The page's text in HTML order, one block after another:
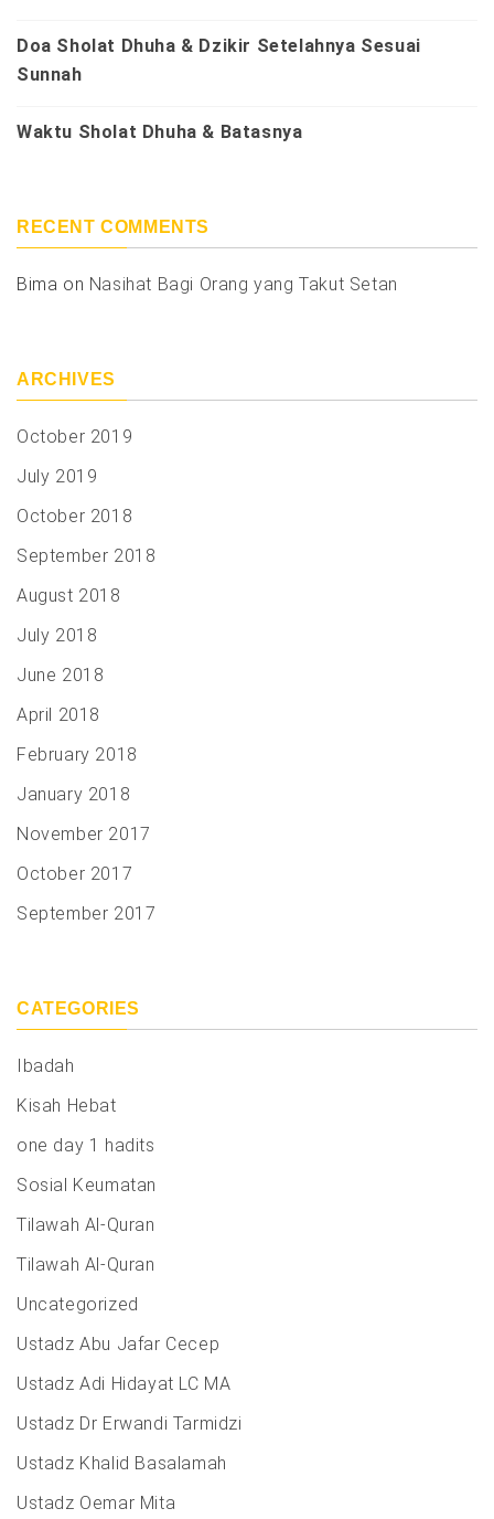
Doa Sholat Dhuha & Dzikir Setelahnya Sesuai
Sunnah
Waktu Sholat Dhuha & Batasnya
RECENT COMMENTS
Bima on Nasihat Bagi Orang yang Takut Setan
ARCHIVES
October 2019
July 2019
October 2018
September 2018
August 2018
July 2018
June 2018
April 2018
February 2018
January 2018
November 2017
October 2017
September 2017
CATEGORIES
Ibadah
Kisah Hebat
one day 1 hadits
Sosial Keumatan
Tilawah Al-Quran
Tilawah Al-Quran
Uncategorized
Ustadz Abu Jafar Cecep
Ustadz Adi Hidayat LC MA
Ustadz Dr Erwandi Tarmidzi
Ustadz Khalid Basalamah
Ustadz Oemar Mita